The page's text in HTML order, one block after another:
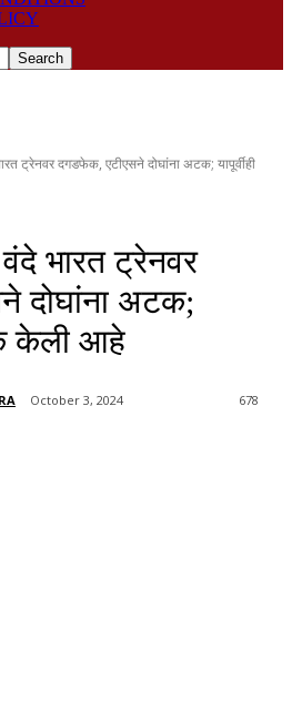
ट्रेनवर दगडफेक, एटीएसने दोघांना अटक; यापूर्वीही
भारत ट्रेनवर
दोघांना अटक;
केली आहे
October 3, 2024 678